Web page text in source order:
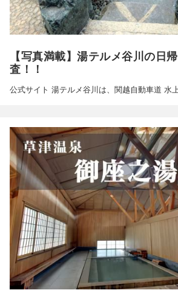
【写真満載】湯テルメ谷川の日
査！！
公式サイト 湯テルメ谷川は、関越自動車道 水